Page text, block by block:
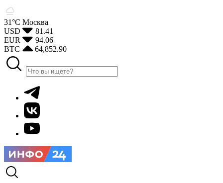
31°С Москва
USD
81.41
EUR
94.06
BTC
64,852.90